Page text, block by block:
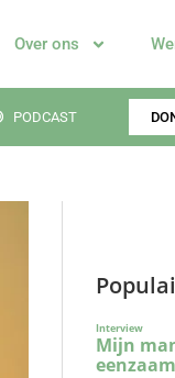
Over ons
PODCAST